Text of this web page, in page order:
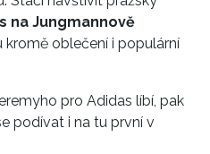
na Jungmannově
kromě oblečení i populární
pro Adidas líbí, pak
podívat i na tu první v